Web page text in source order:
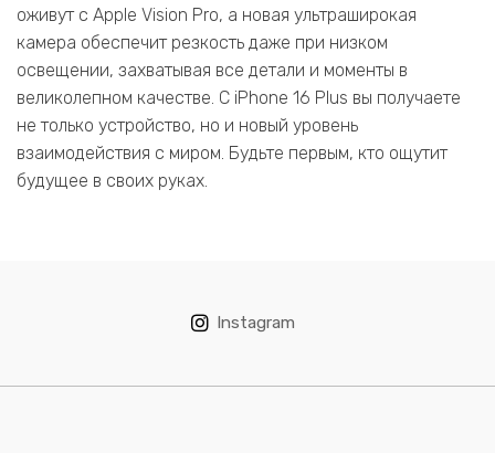
оживут с Apple Vision Pro, а новая ультраширокая
камера обеспечит резкость даже при низком
освещении, захватывая все детали и моменты в
великолепном качестве. С iPhone 16 Plus вы получаете
не только устройство, но и новый уровень
взаимодействия с миром. Будьте первым, кто ощутит
будущее в своих руках.
Instagram